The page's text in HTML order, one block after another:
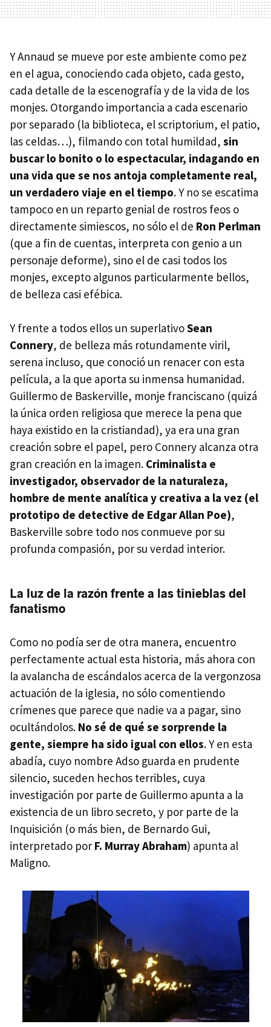
Y Annaud se mueve por este ambiente como pez
en el agua, conociendo cada objeto, cada gesto,
cada detalle de la escenografía y de la vida de los
monjes. Otorgando importancia a cada escenario
por separado (la biblioteca, el scriptorium, el patio,
las celdas…), filmando con total humildad, sin
buscar lo bonito o lo espectacular, indagando en
una vida que se nos antoja completamente real,
un verdadero viaje en el tiempo. Y no se escatima
tampoco en un reparto genial de rostros feos o
directamente simiescos, no sólo el de Ron Perlman
(que a fin de cuentas, interpreta con genio a un
personaje deforme), sino el de casi todos los
monjes, excepto algunos particularmente bellos,
de belleza casi efébica.
Y frente a todos ellos un superlativoSean
Connery, de belleza más rotundamente viril,
serena incluso, que conoció un renacer con esta
película, a la que aporta su inmensa humanidad.
Guillermo de Baskerville, monje franciscano (quizá
la única orden religiosa que merece la pena que
haya existido en la cristiandad), ya era una gran
creación sobre el papel, pero Connery alcanza otra
gran creación en la imagen. Criminalista e
investigador, observador de la naturaleza,
hombre de mente analítica y creativa a la vez (el
prototipo de detective de Edgar Allan Poe),
Baskerville sobre todo nos conmueve por su
profunda compasión, por su verdad interior.
La luz de la razón frente a las tinieblas del
fanatismo
Como no podía ser de otra manera, encuentro
perfectamente actual esta historia, más ahora con
la avalancha de escándalos acerca de la vergonzosa
actuación de la iglesia, no sólo comentiendo
crímenes que parece que nadie va a pagar, sino
ocultándolos. No sé de qué se sorprende la
gente, siempre ha sido igual con ellos. Y en esta
abadía, cuyo nombre Adso guarda en prudente
silencio, suceden hechos terribles, cuya
investigación por parte de Guillermo apunta a la
existencia de un libro secreto, y por parte de la
Inquisición (o más bien, de Bernardo Gui,
interpretado por F. Murray Abraham) apunta al
Maligno.